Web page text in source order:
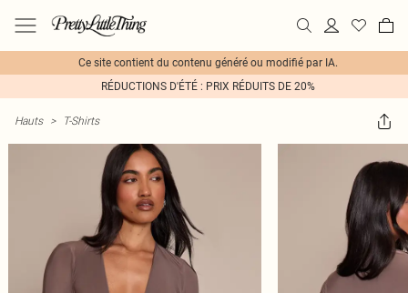
Ce site contient du contenu généré ou modifié par IA.
RÉDUCTIONS D'ÉTÉ : PRIX RÉDUITS DE 20%
Hauts > T-Shirts